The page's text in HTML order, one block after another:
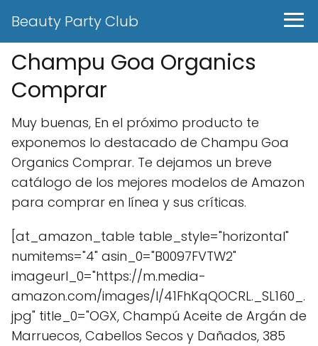
Beauty Party Club
Champu Goa Organics
Comprar
Muy buenas, En el próximo producto te
exponemos lo destacado de Champu Goa
Organics Comprar. Te dejamos un breve
catálogo de los mejores modelos de Amazon
para comprar en línea y sus críticas.
[at_amazon_table table_style="horizontal"
numitems="4" asin_0="B0097FVTW2"
imageurl_0="https://m.media-
amazon.com/images/I/41FhKqQOCRL._SL160_.
jpg" title_0="OGX, Champú Aceite de Argán de
Marruecos, Cabellos Secos y Dañados, 385